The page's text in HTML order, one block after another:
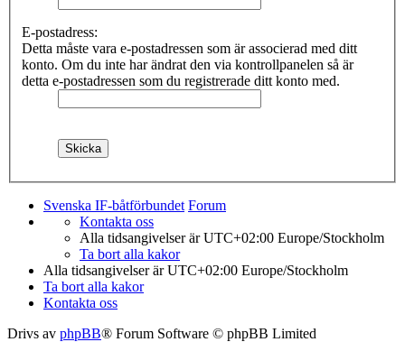
E-postadress:
Detta måste vara e-postadressen som är associerad med ditt
konto. Om du inte har ändrat den via kontrollpanelen så är
detta e-postadressen som du registrerade ditt konto med.
Svenska IF-båtförbundet Forum
Kontakta oss
Alla tidsangivelser är UTC+02:00 Europe/Stockholm
Ta bort alla kakor
Alla tidsangivelser är UTC+02:00 Europe/Stockholm
Ta bort alla kakor
Kontakta oss
Drivs av phpBB® Forum Software © phpBB Limited